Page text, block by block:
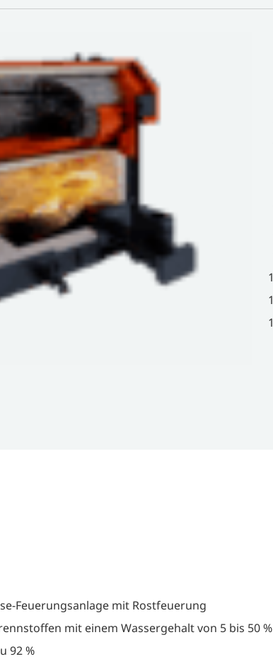
Feuerungsanlage mit Rostfeuerung
mit einem Wassergehalt von 5 bis 50 %
92 %